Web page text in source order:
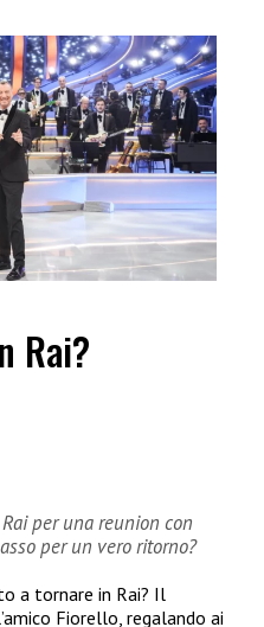
Rai?
per una reunion con
per un vero ritorno?
a tornare in Rai? Il
Fiorello, regalando ai